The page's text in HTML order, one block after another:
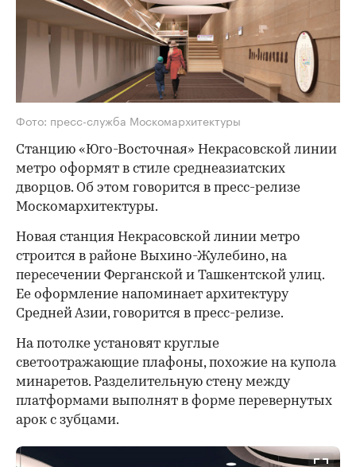
Фото: пресс-служба Москомархитектуры
Станцию «Юго-Восточная» Некрасовской линии
метро оформят в стиле среднеазиатских
дворцов. Об этом говорится в пресс-релизе
Москомархитектуры.
Новая станция Некрасовской линии метро
строится в районе Выхино-Жулебино, на
пересечении Ферганской и Ташкентской улиц.
Ее оформление напоминает архитектуру
Средней Азии, говорится в пресс-релизе.
На потолке установят круглые
светоотражающие плафоны, похожие на купола
минаретов. Разделительную стену между
платформами выполнят в форме перевернутых
арок с зубцами.